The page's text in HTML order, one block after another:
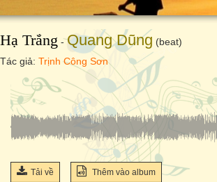
Hạ Trắng -Quang Dũng (beat)
Tác giả: Trịnh Công Sơn
Tải về Thêm vào album